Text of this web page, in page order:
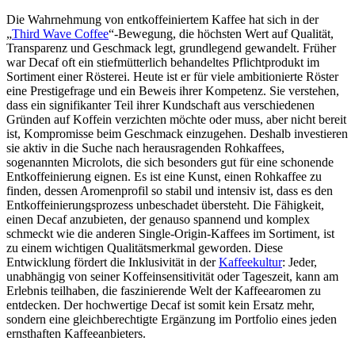
Die Wahrnehmung von entkoffeiniertem Kaffee hat sich in der
„Third Wave Coffee“-Bewegung, die höchsten Wert auf Qualität,
Transparenz und Geschmack legt, grundlegend gewandelt. Früher
war Decaf oft ein stiefmütterlich behandeltes Pflichtprodukt im
Sortiment einer Rösterei. Heute ist er für viele ambitionierte Röster
eine Prestigefrage und ein Beweis ihrer Kompetenz. Sie verstehen,
dass ein signifikanter Teil ihrer Kundschaft aus verschiedenen
Gründen auf Koffein verzichten möchte oder muss, aber nicht bereit
ist, Kompromisse beim Geschmack einzugehen. Deshalb investieren
sie aktiv in die Suche nach herausragenden Rohkaffees,
sogenannten Microlots, die sich besonders gut für eine schonende
Entkoffeinierung eignen. Es ist eine Kunst, einen Rohkaffee zu
finden, dessen Aromenprofil so stabil und intensiv ist, dass es den
Entkoffeinierungsprozess unbeschadet übersteht. Die Fähigkeit,
einen Decaf anzubieten, der genauso spannend und komplex
schmeckt wie die anderen Single-Origin-Kaffees im Sortiment, ist
zu einem wichtigen Qualitätsmerkmal geworden. Diese
Entwicklung fördert die Inklusivität in derKaffeekultur: Jeder,
unabhängig von seiner Koffeinsensitivität oder Tageszeit, kann am
Erlebnis teilhaben, die faszinierende Welt der Kaffeearomen zu
entdecken. Der hochwertige Decaf ist somit kein Ersatz mehr,
sondern eine gleichberechtigte Ergänzung im Portfolio eines jeden
ernsthaften Kaffeeanbieters.